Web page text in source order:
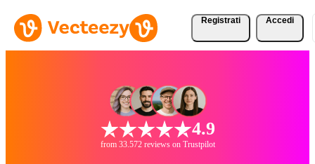
Registrati Accedi
4.9
from 33.572 reviews on Trustpilot